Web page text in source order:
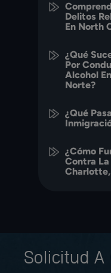
Delitos
En North
¿Qué
Por
Alcohol
Norte?
¿Qué
¿Cómo
Contra
Solicitud A